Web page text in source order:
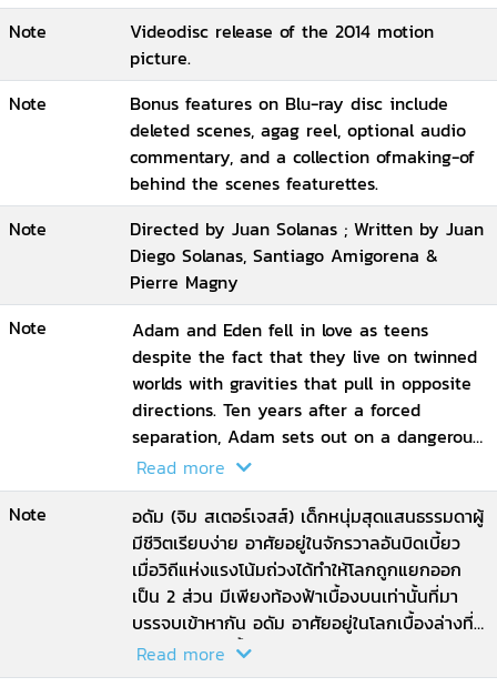
Note
Videodisc release of the 2014 motion
picture.
Note
Bonus features on Blu-ray disc include
deleted scenes, agag reel, optional audio
commentary, and a collection ofmaking-of
behind the scenes featurettes.
Note
Directed by Juan Solanas ; Written by Juan
Diego Solanas, Santiago Amigorena &
Pierre Magny
Note
Adam and Eden fell in love as teens
despite the fact that they live on twinned
worlds with gravities that pull in opposite
directions. Ten years after a forced
separation, Adam sets out on a dangerous
quest to reconnect with his love.
Read more
Note
อดัม (จิม สเตอร์เจสส์) เด็กหนุ่มสุดแสนธรรมดาผู้
มีชีวิตเรียบง่าย อาศัยอยู่ในจักรวาลอันบิดเบี้ยว
เมื่อวิถีแห่งแรงโน้มถ่วงได้ทำให้โลกถูกแยกออก
เป็น 2 ส่วน มีเพียงท้องฟ้าเบื้องบนเท่านั้นที่มา
บรรจบเข้าหากัน อดัม อาศัยอยู่ในโลกเบื้องล่างที่
เป็นของคนชนชั้นกรรมกร โดยมีเพียงความทรง
จำอันเลือนลางในช่วงวัยเด็กเท่านั้นที่เขายังจำได้
Read more